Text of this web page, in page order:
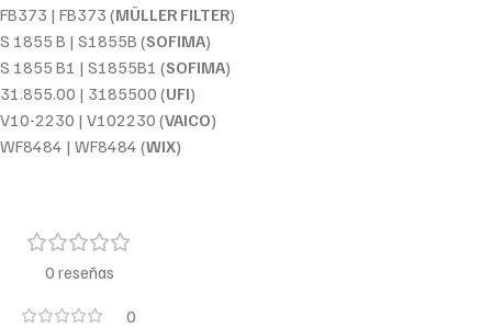
FB373 | FB373 (MÜLLER FILTER)
S 1855 B | S1855B (SOFIMA)
S 1855 B1 | S1855B1 (SOFIMA)
31.855.00 | 3185500 (UFI)
V10-2230 | V102230 (VAICO)
WF8484 | WF8484 (WIX)
0 reseñas
0